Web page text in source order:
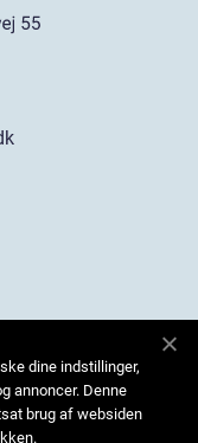
dine indstillinger,
annoncer. Denne
brug af websiden